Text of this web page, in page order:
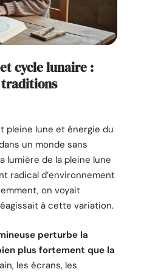
cycle lunaire :
pleine lune et énergie du
un monde sans
lumière de la pleine lune
radical d’environnement
on voyait
à cette variation.
perturbe la
plus fortement que la
les écrans, les